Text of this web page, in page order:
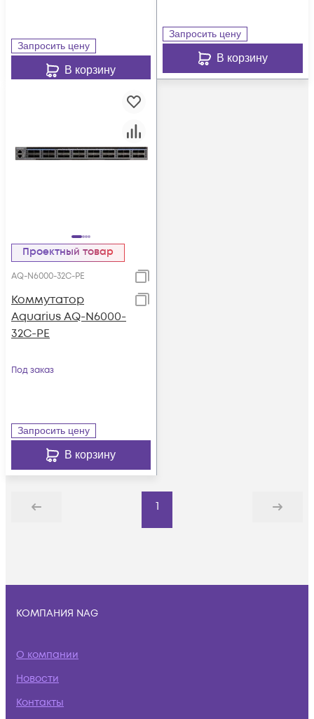
Запросить цену
В корзину
Запросить цену
В корзину
Проектный товар
AQ-N6000-32C-PE
Коммутатор
Aquarius AQ-N6000-
32C-PE
Под заказ
Запросить цену
В корзину
Назад
1
Дальше
КОМПАНИЯ NAG
О компании
Новости
Контакты